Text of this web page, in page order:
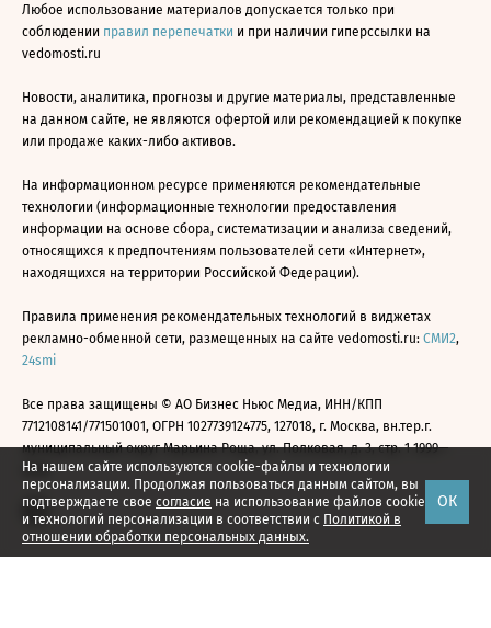
На нашем сайте используются cookie-файлы и технологии
персонализации. Продолжая пользоваться данным сайтом, вы
подтверждаете свое согласие на использование файлов cookie
и технологий персонализации в соответствии с Политикой в
отношении обработки персональных данных.
ОК
Любое использование материалов допускается только при
соблюдении правил перепечатки и при наличии гиперссылки на
vedomosti.ru
Новости, аналитика, прогнозы и другие материалы, представленные
на данном сайте, не являются офертой или рекомендацией к покупке
или продаже каких-либо активов.
На информационном ресурсе применяются рекомендательные
технологии (информационные технологии предоставления
информации на основе сбора, систематизации и анализа сведений,
относящихся к предпочтениям пользователей сети «Интернет»,
находящихся на территории Российской Федерации).
Правила применения рекомендательных технологий в виджетах
рекламно-обменной сети, размещенных на сайте vedomosti.ru: СМИ2,
24smi
Все права защищены © АО Бизнес Ньюс Медиа, ИНН/КПП
7712108141/771501001, ОГРН 1027739124775, 127018, г. Москва, вн.тер.г.
муниципальный округ Марьина Роща, ул. Полковая, д. 3, стр. 1 1999—
2026